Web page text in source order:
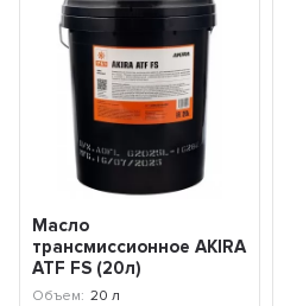
Масло
трансмиссионное AKIRA
ATF FS (20л)
A00033245-020
Объем: 20 л